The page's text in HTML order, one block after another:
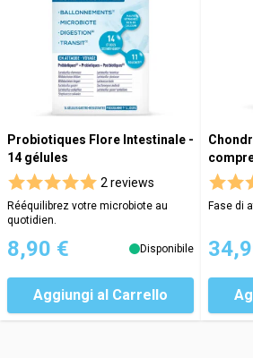
Probiotiques Flore Intestinale -
14 gélules
2 reviews
Rééquilibrez votre microbiote au
quotidien.
8,90 € Disponibile
Aggiungi al Carrello
Fase di